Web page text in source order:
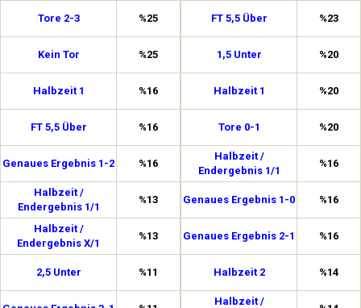
Tore 2-3 %25
Kein Tor %25
Halbzeit 1 %16
FT 5,5 Über %16
Genaues Ergebnis 1-2 %16
Halbzeit /
Endergebnis 1/1
%13
Halbzeit /
Endergebnis X/1
%13
2,5 Unter %11
FT 5,5 Über %23
1,5 Unter %20
Halbzeit 1 %20
Tore 0-1 %20
Halbzeit /
Endergebnis 1/1
%16
Genaues Ergebnis 1-0 %16
Genaues Ergebnis 2-1 %16
Halbzeit 2 %14
Halbzeit /